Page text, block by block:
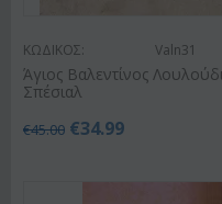
ΚΩΔΙΚΟΣ: Valn31
Άγιος Βαλεντίνος
Σπέσιαλ
€45.00 €34.99